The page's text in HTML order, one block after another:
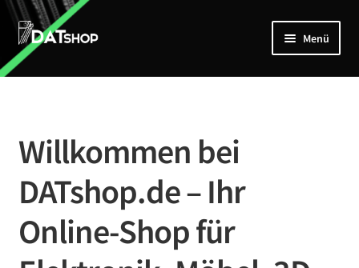
Zur
Navigation
springen
Zum
Inhalt
springen
Menü
Home
Mein Account
Kontakt
Willkommen bei
DATshop.de – Ihr
Online-Shop für